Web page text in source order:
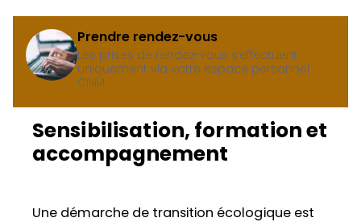
Prendre rendez-vous
Les prises de rendez-vous s’effectuent
uniquement via votre espace personnel
CNM.
Sensibilisation, formation et
accompagnement
Une démarche de transition écologique est